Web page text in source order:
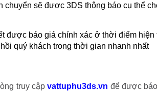
sẽ được 3DS thông báo cụ thể
được báo giá chính xác ở thời điểm hiện
quý khách trong thời gian nhanh nhất
truy cậpvattuphu3ds.vn để được